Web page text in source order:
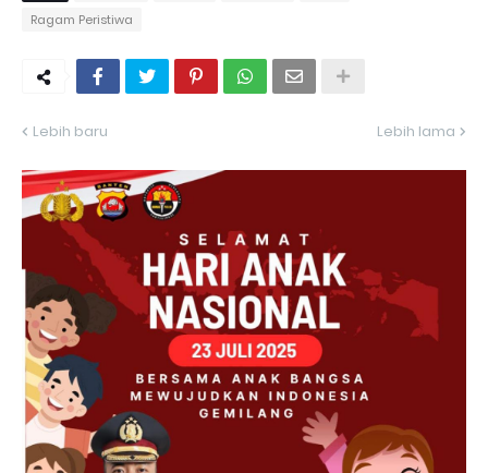
Ragam Peristiwa
Lebih baru Lebih lama